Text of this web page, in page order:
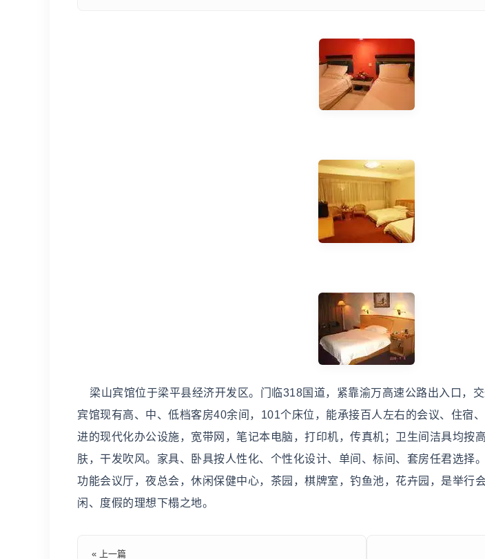
梁山宾馆位于梁平县经济开发区。门临318国道，紧靠渝万高速公路出入口，
宾馆现有高、中、低档客房40余间，101个床位，能承接百人左右的会议、住宿
进的现代化办公设施，宽带网，笔记本电脑，打印机，传真机；卫生间洁具均按
肤，干发吹风。家具、卧具按人性化、个性化设计、单间、标间、套房任君选择
功能会议厅，夜总会，休闲保健中心，茶园，棋牌室，钓鱼池，花卉园，是举行
闲、度假的理想下榻之地。
« 上一篇